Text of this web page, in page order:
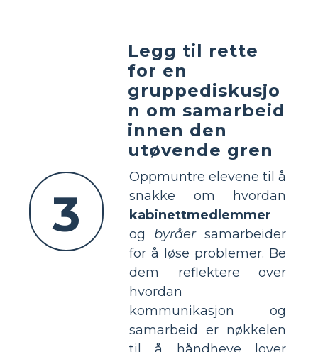
3
Legg til rette
for en
gruppediskusjo
n om samarbeid
innen den
utøvende gren
Oppmuntre elevene til å
snakke om hvordan
kabinettmedlemmer
og byråersamarbeider
for å løse problemer. Be
dem reflektere over
hvordan
kommunikasjon og
samarbeid er nøkkelen